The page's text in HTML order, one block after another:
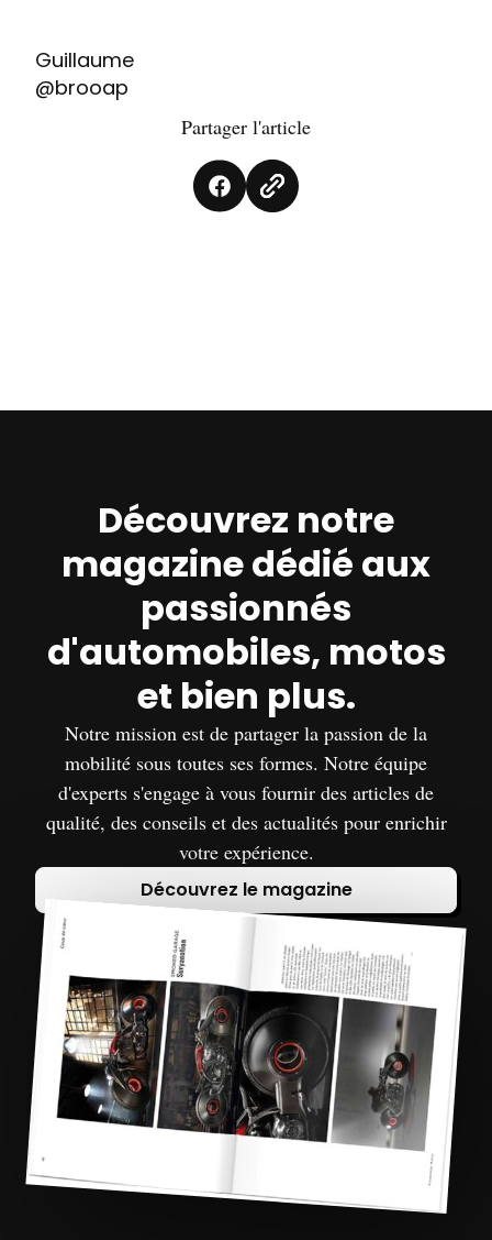
Guillaume
@brooap
Partager l'article
Découvrez notre
magazine dédié aux
passionnés
d'automobiles, motos
et bien plus.
Notre mission est de partager la passion de la
mobilité sous toutes ses formes. Notre équipe
d'experts s'engage à vous fournir des articles de
qualité, des conseils et des actualités pour enrichir
votre expérience.
Découvrez le magazine